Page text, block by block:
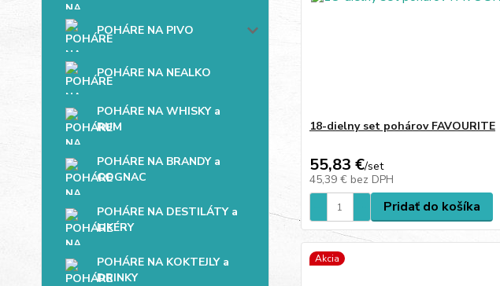
POHÁRE NA PIVO
POHÁRE NA NEALKO
POHÁRE NA WHISKY a
RUM
POHÁRE NA BRANDY a
COGNAC
POHÁRE NA DESTILÁTY a
LIKÉRY
POHÁRE NA KOKTEJLY a
DRINKY
18-dielny set pohárov FAVOURITE
55,83 €/set
45,39 € bez DPH
Pridať do košíka
Akcia